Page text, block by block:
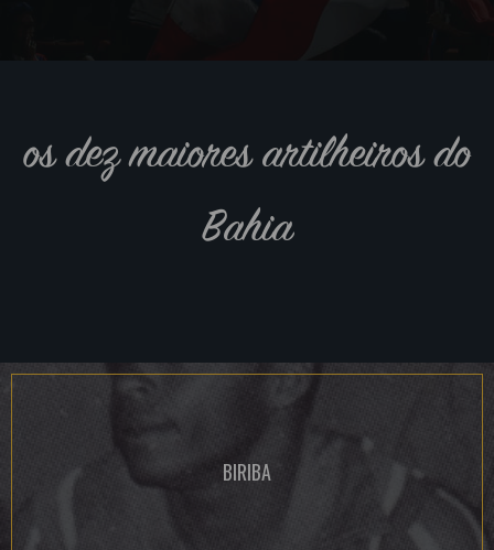
os dez maiores artilheiros do
Bahia
BIRIBA